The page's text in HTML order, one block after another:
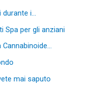
durante i…
Spa per gli anziani
Cannabinoide…
mai saputo